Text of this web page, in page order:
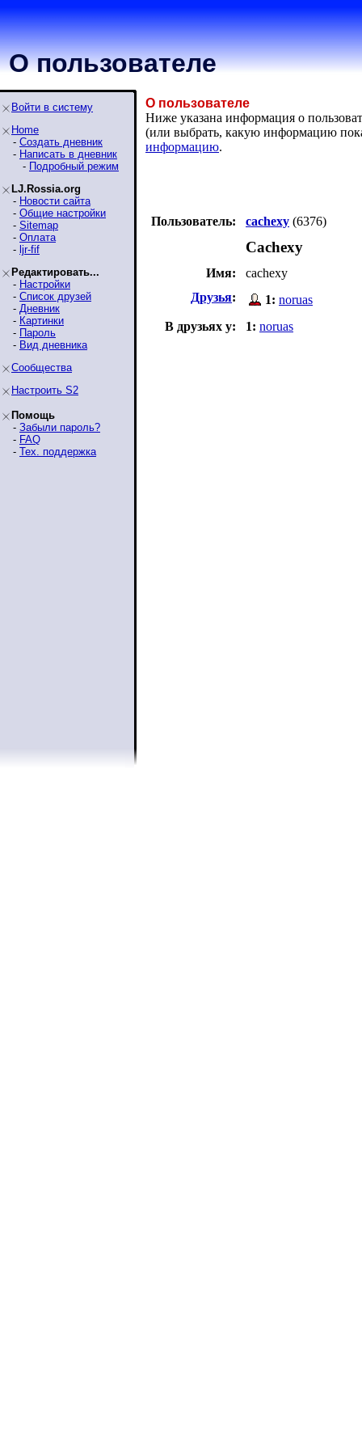
О пользователе
Войти в систему
Home
- Создать дневник
- Написать в дневник
- Подробный режим
LJ.Rossia.org
- Новости сайта
- Общие настройки
- Sitemap
- Оплата
- ljr-fif
Редактировать...
- Настройки
- Список друзей
- Дневник
- Картинки
- Пароль
- Вид дневника
Сообщества
Настроить S2
Помощь
- Забыли пароль?
- FAQ
- Тех. поддержка
О пользователе
Ниже указана информация о
(или выбрать, какую информацию
информацию.
Пользователь: cachexy (6376)
Cachexy
Имя:
cachexy
Друзья: 1: noruas
В друзьях у:
1: noruas